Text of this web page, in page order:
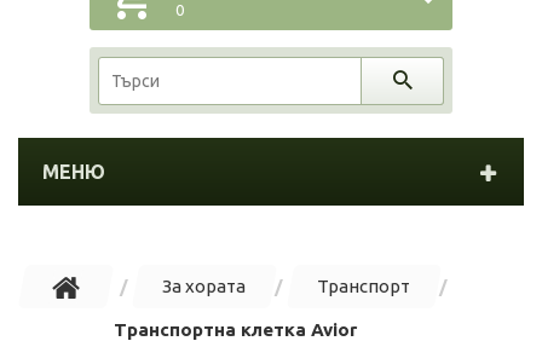
0
МЕНЮ
За хората Транспорт
Транспортна клетка Avior